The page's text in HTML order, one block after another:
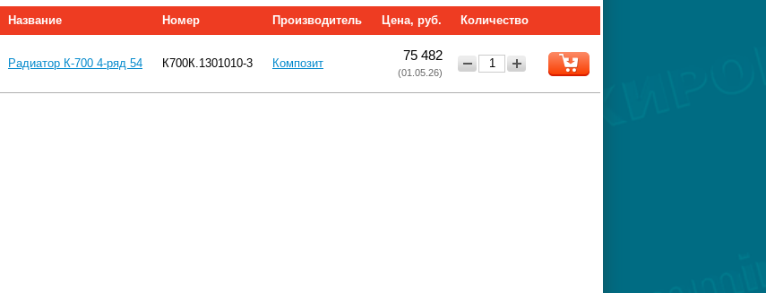
Название Номер Производитель Цена, руб. Количество
Радиатор К-700 4-ряд 54 К700К.1301010-3 Композит
75 482
(01.05.26)
+